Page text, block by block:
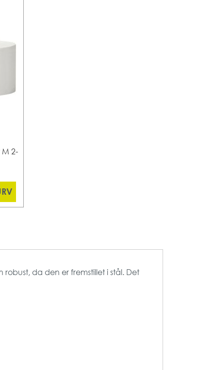
2-
da den er fremstillet i stål. Det